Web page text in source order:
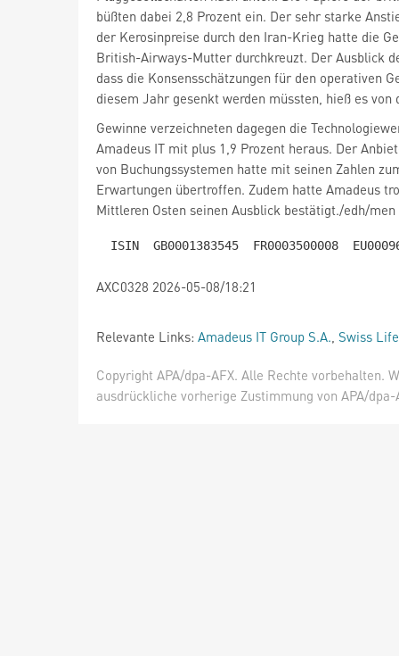
büßten dabei 2,8 Prozent ein. Der sehr starke
der Kerosinpreise durch den Iran-Krieg hatte die
British-Airways-Mutter durchkreuzt. Der Ausblick
dass die Konsensschätzungen für den operativen
diesem Jahr gesenkt werden müssten, hieß es von
Gewinne verzeichneten dagegen die
Amadeus IT mit plus 1,9 Prozent heraus. Der
von Buchungssystemen hatte mit seinen Zahlen
Erwartungen übertroffen. Zudem hatte Amadeus
Mittleren Osten seinen Ausblick bestätigt./edh/men
AXC0328 2026-05-08/18:21
Relevante Links: Amadeus IT Group S.A., Swiss
Copyright APA/dpa-AFX. Alle Rechte vorbehalten.
ausdrückliche vorherige Zustimmung von APA/